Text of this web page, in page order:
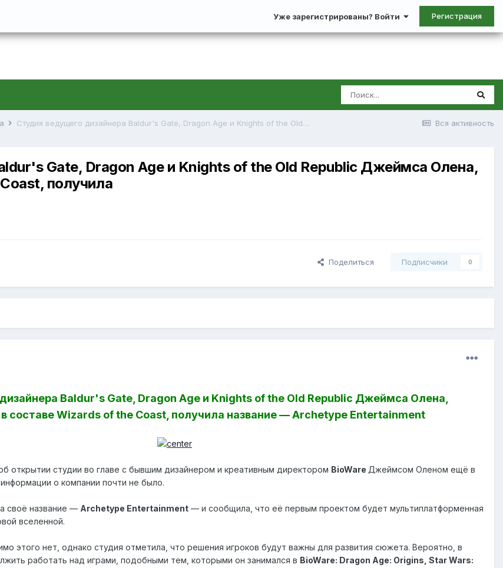
Уже зарегистрированы? Войти Регистрация
Вся активность
Студия ведущего дизайнера Baldur's Gate, Dragon Age и Knights of the Old Republic Джеймса Олена, находящаяся в составе Wizards of the Coast, получила
Gate, Dragon Age и Knights of the Old Republic Джеймса Олена,
получила
Поделиться Подписчики 0
Baldur's Gate, Dragon Age и Knights of the Old Republic Джеймса Олена,
составе Wizards of the Coast, получила название — Archetype Entertainment
открытии студии во главе с бывшим дизайнером и креативным директором BioWare Джеймсом Оленом ещё в
о компании почти не было.
своё название — Archetype Entertainment — и сообщила, что её первым проектом будет мультиплатформенная
вселенной.
этого нет, однако студия отметила, что решения игроков будут важны для развития сюжета. Вероятно, в
работать над играми, подобными тем, которыми он занимался в BioWare: Dragon Age: Origins, Star Wars: